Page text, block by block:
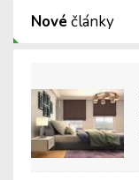
Nové články